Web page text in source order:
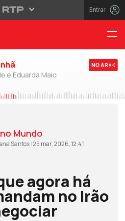
Entrar
e Eduarda Maio
NO AR
Mundo
Santos | 25 mar, 2026, 12:41
agora há
no Irão